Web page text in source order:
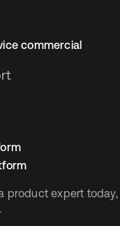
product expert today,
.
commercial